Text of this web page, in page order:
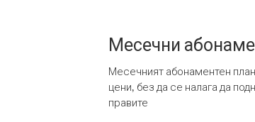
Месечни
Месечният абонаментен
цени, без да се налага да
правите